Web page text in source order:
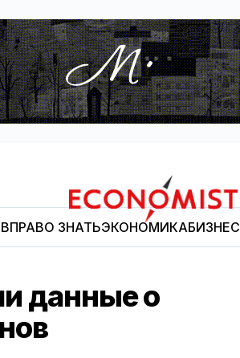
Economist.kg
ПРАВО ЗНАТЬЭКОНОМИКАБИЗНЕС
данные о